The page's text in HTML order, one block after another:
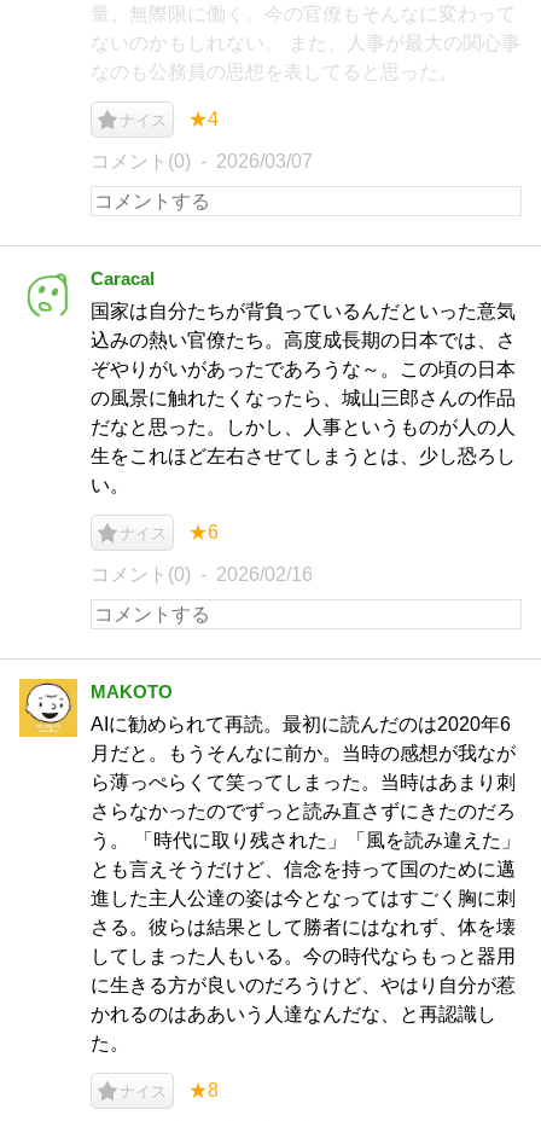
量、無際限に働く。今の官僚もそんなに変わって
ないのかもしれない。 また、人事が最大の関心事
なのも公務員の思想を表してると思った。
ナイス ★4
コメント(0) 2026/03/07
Caracal
国家は自分たちが背負っているんだといった意気
込みの熱い官僚たち。高度成長期の日本では、さ
ぞやりがいがあったであろうな～。この頃の日本
の風景に触れたくなったら、城山三郎さんの作品
だなと思った。しかし、人事というものが人の人
生をこれほど左右させてしまうとは、少し恐ろし
い。
ナイス ★6
コメント(0) 2026/02/16
MAKOTO
AIに勧められて再読。最初に読んだのは2020年6
月だと。もうそんなに前か。当時の感想が我なが
ら薄っぺらくて笑ってしまった。当時はあまり刺
さらなかったのでずっと読み直さずにきたのだろ
う。 「時代に取り残された」「風を読み違えた」
とも言えそうだけど、信念を持って国のために邁
進した主人公達の姿は今となってはすごく胸に刺
さる。彼らは結果として勝者にはなれず、体を壊
してしまった人もいる。今の時代ならもっと器用
に生きる方が良いのだろうけど、やはり自分が惹
かれるのはああいう人達なんだな、と再認識し
た。
ナイス ★8